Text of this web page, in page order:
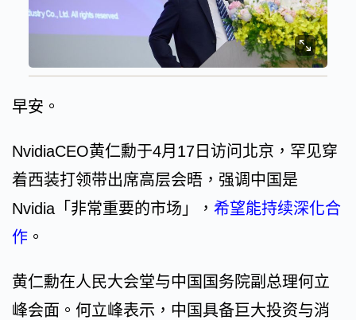
早安。
NvidiaCEO黄仁勳于4月17日访问北京，罕见穿
着西装打领带出席高层会晤，强调中国是
Nvidia「非常重要的市场」， 希望能持续深化合
作 。
黄仁勳在人民大会堂与中国国务院副总理何立
峰会面。何立峰表示，中国具备巨大投资与消